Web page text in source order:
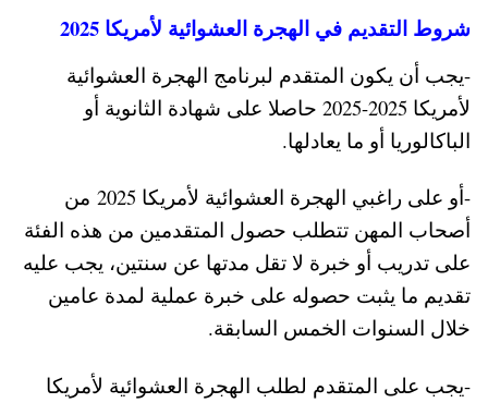
شروط التقديم في الهجرة العشوائية لأمريكا 2025
-يجب أن يكون المتقدم لبرنامج الهجرة العشوائية
لأمريكا 2025-2025 حاصلا على شهادة الثانوية أو
الباكالوريا أو ما يعادلها.
-أو على راغبي الهجرة العشوائية لأمريكا 2025 من
أصحاب المهن تتطلب حصول المتقدمين من هذه الفئة
على تدريب أو خبرة لا تقل مدتها عن سنتين، يجب عليه
تقديم ما يثبت حصوله على خبرة عملية لمدة عامين
خلال السنوات الخمس السابقة.
-يجب على المتقدم لطلب الهجرة العشوائية لأمريكا